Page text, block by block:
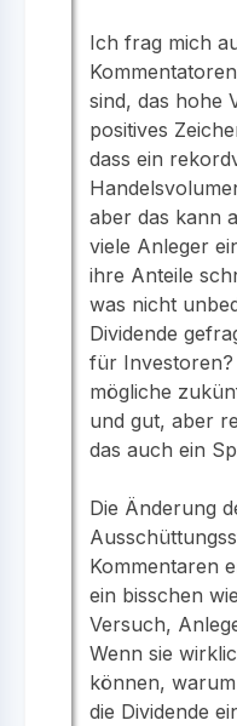
Ich frag mich
sind, das hohe
positives
dass ein
aber das kann
viele Anleger
ihre Anteile
was nicht
Dividende
für
mögliche
und gut, aber
das auch ein
Die Änderung
Kommentaren
ein bisschen
Versuch,
Wenn sie
können,
die Dividende